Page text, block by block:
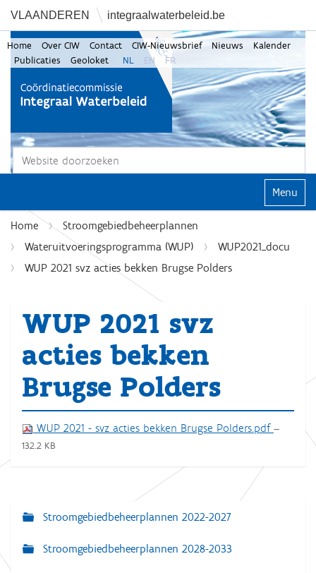
VLAANDEREN integraalwaterbeleid.be
Zoek
Home Over CIW Contact CIW-Nieuwsbrief Nieuws
Kalender
Publicaties
Geoloket NL EN FR
Klap
Home
Stroomgebiedbeheerplannen
Wateruitvoeringsprogramma (WUP)
WUP2021_docu
WUP 2021 svz acties bekken Brugse Polders
WUP 2021 svz
acties bekken
Brugse Polders
WUP 2021 - svz acties bekken Brugse Polders.pdf —
132.2 KB
N
a
Stroomgebiedbeheerplannen 2022-2027
Stroomgebiedbeheerplannen 2028-2033